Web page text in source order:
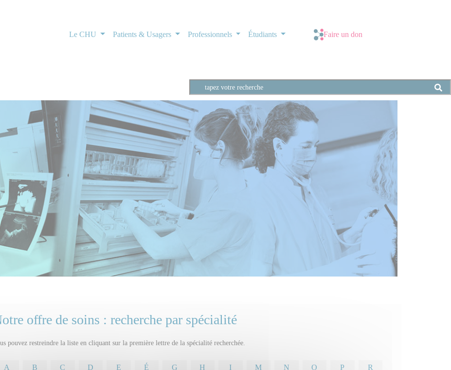
Le CHU Patients & Usagers Professionnels Étudiants Faire un don
offre de soins : recherche par spécialité
pouvez restreindre la liste en cliquant sur la première lettre de la spécialité recherchée.
A B C D E É G H I M N O P R